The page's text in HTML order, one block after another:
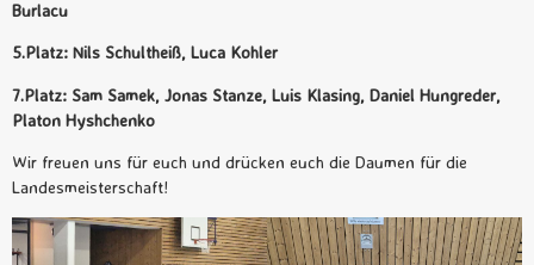
Burlacu
5.Platz: Nils Schultheiß, Luca Kohler
7.Platz: Sam Samek, Jonas Stanze, Luis Klasing, Daniel Hungreder,
Platon Hyshchenko
Wir freuen uns für euch und drücken euch die Daumen für die
Landesmeisterschaft!